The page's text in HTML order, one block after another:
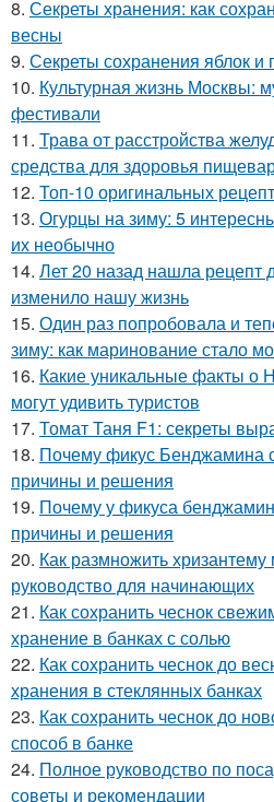
8. Секреты хранения: как
весны
9. Секреты сохранения яблок и
10. Культурная жизнь Москвы:
фестивали
11. Трава от расстройства
средства для здоровья
12. Топ-10 оригинальных
13. Огурцы на зиму: 5
их необычно
14. Лет 20 назад нашла рецепт
изменило нашу жизнь
15. Один раз попробовала и
зиму: как маринование стало
16. Какие уникальные факты о
могут удивить туристов
17. Томат Таня F1: секреты
18. Почему фикус Бенджамина
причины и решения
19. Почему у фикуса
причины и решения
20. Как размножить
руководство для начинающих
21. Как сохранить чеснок
хранение в банках с солью
22. Как сохранить чеснок до
хранения в стеклянных банках
23. Как сохранить чеснок до
способ в банке
24. Полное руководство по
советы и рекомендации